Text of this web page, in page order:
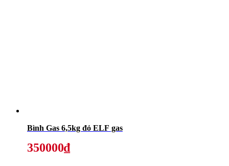
Bình Gas 6,5kg đỏ ELF gas
350000₫